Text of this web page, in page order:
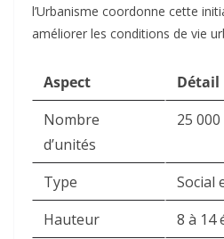
l’Urbanisme coordonne cette
améliorer les conditions de vie
Aspect
Détail
Nombre
d’unités
25
Type
Social
Hauteur
8 à 14